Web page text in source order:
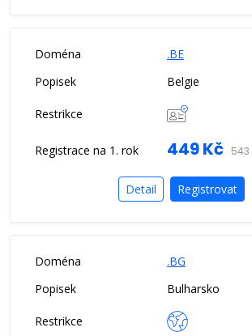
.BE
Belgie
449 Kč 543
Detail Registrovat
.BG
Bulharsko